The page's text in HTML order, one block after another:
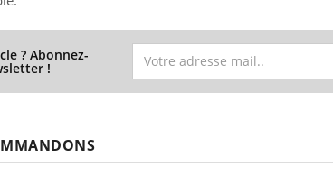
? Abonnez-
!